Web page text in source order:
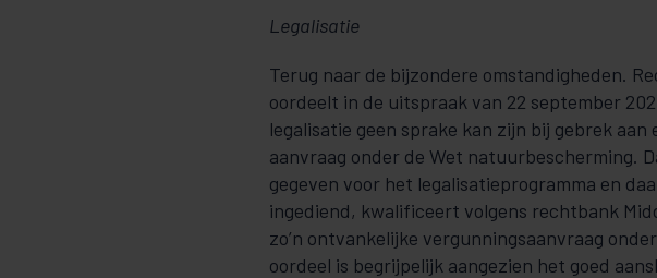
Legalisatie
Terug naar de bijzondere omstandigheden.
oordeelt in de uitspraak van 22 september
legalisatie geen sprake kan zijn bij gebrek
aanvraag onder de Wet natuurbescher­ming.
gegeven voor het le­galisatieprogramma en
ingediend, kwali­fi­ceert volgens rechtbank
zo’n ontvankelijke ver­­gun­nings­aan­vraag
oordeel is begrijpelijk aangezien het goed